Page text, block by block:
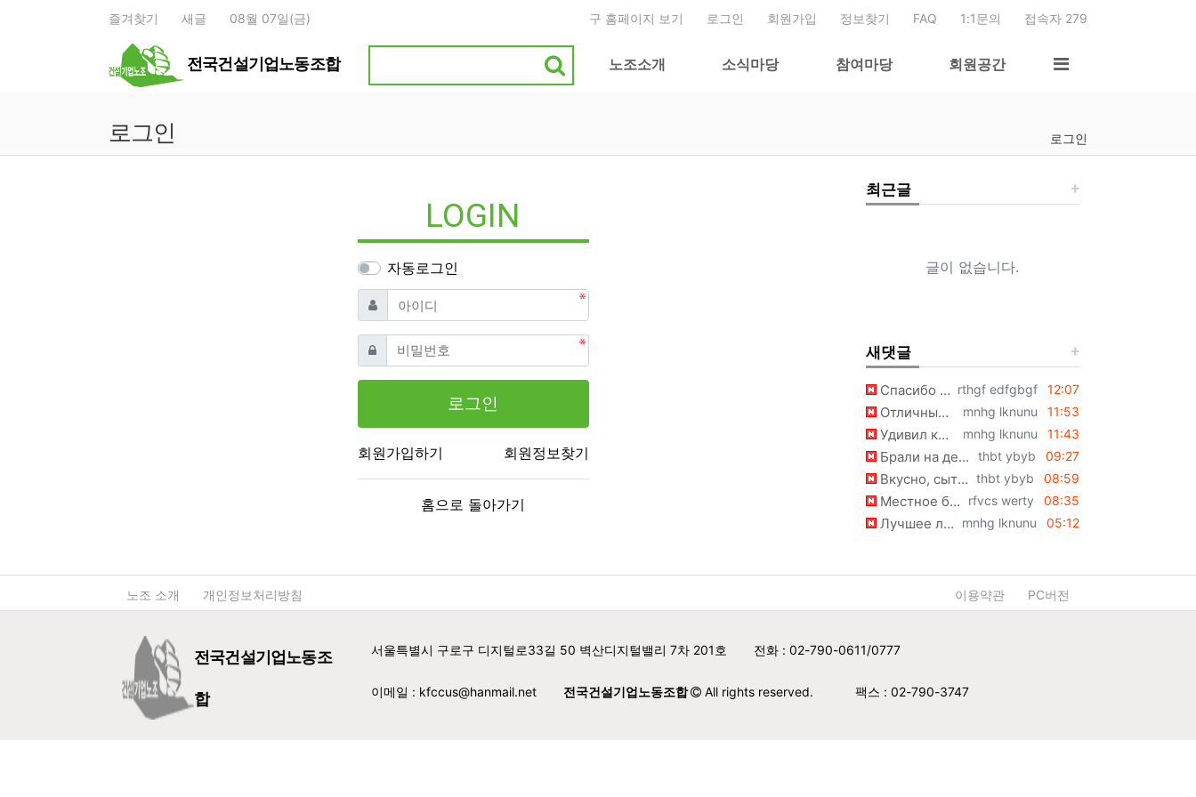
즐겨찾기 새글 08월 07일(금) 구 홈페이지 보기 로그인 회원가입 정보찾기 FAQ 1:1문의 접속자 279
전국건설기업노동조합 노조소개 소식마당 참여마당 회원공간
로그인 로그인
LOGIN
자동로그인
아이디필수
비밀번호필수
로그인
회원가입하기 회원정보찾기
홈으로 돌아가기
최근글
글이 없습니다.
새댓글
등록자
rthgf edfgbgf 등록일
12:07
Спасибо за полный гид по командам, очень выручили. https://www.atmasangeet.com/n…
등록자
mnhg lknunu 등록일
11:53
Отличный персонал, лечение алкоголизма проходит без стресса и осуждения со сторо…
등록자
mnhg lknunu 등록일
11:43
Удивил комплексный подход, такое лечение алкоголизма внушает абсолютное доверие.…
등록자
thbt ybyb 등록일
09:27
Брали на девичник, все девочки оценили легкие салатики. https://inall.group/kace…
등록자
thbt ybyb 등록일
08:59
Вкусно, сытно и недорого для такого качества. https://linkera.net/coytarr864969
등록자
rfvcs werty 등록일
08:35
Местное бизнес сообщество предпринимателей в Санкт-Петербурге сильно отличается …
등록자
mnhg lknunu 등록일
05:12
Лучшее лечение алкоголизма Санкт-Петербург, специалисты буквально вытащили брата…
노조 소개 개인정보처리방침 이용약관 PC버전
전국건설기업노동조
합
서울특별시 구로구 디지털로33길 50 벽산디지털밸리 7차 201호 전화 : 02-790-0611/0777
이메일 : kfccus@hanmail.net 전국건설기업노동조합 All rights reserved. 팩스 : 02-790-3747